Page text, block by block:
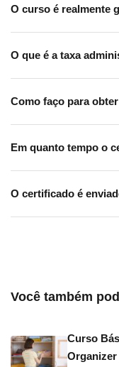
O curso é realmente
O que é a taxa
Como faço para
Em quanto tempo o
O certificado é
Você também
Curso
Organizer